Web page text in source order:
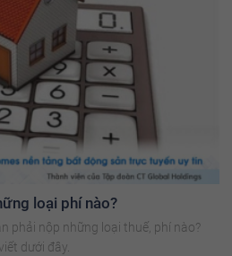
loại phí nào?
phải nộp những loại thuế, phí nào?
dưới đây.